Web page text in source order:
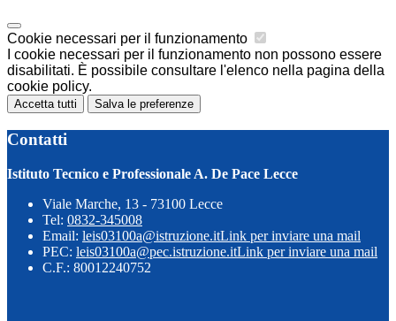
Cookie necessari per il funzionamento
I cookie necessari per il funzionamento non possono essere
disabilitati. È possibile consultare l'elenco nella pagina della
cookie policy.
Accetta tutti Salva le preferenze
Contatti
Istituto Tecnico e Professionale A. De Pace Lecce
Viale Marche, 13 - 73100 Lecce
Tel: 0832-345008
Email: leis03100a@istruzione.itLink per inviare una mail
PEC: leis03100a@pec.istruzione.itLink per inviare una mail
C.F.: 80012240752